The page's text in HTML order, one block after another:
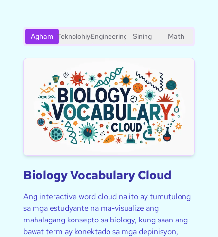
Agham TeknolohiyaEngineering Sining Math
Biology Vocabulary Cloud
Ang interactive word cloud na ito ay tumutulong
sa mga estudyante na ma-visualize ang
mahalagang konsepto sa biology, kung saan ang
bawat term ay konektado sa mga depinisyon,